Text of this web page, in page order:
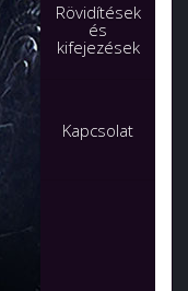
Rövidítések
és
kifejezések
Kapcsolat